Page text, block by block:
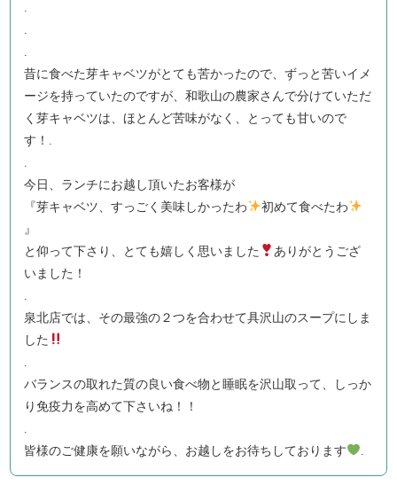
.
.
.
昔に食べた芽キャベツがとても苦かったので、ずっと苦いイメ
ージを持っていたのですが、和歌山の農家さんで分けていただ
く芽キャベツは、ほとんど苦味がなく、とっても甘いので
す！.
.
今日、ランチにお越し頂いたお客様が
『芽キャベツ、すっごく美味しかったわ
初めて食べたわ
』
と仰って下さり、とても嬉しく思いました
ありがとうござ
いました！
.
泉北店では、その最強の２つを合わせて具沢山のスープにしま
した
.
バランスの取れた質の良い食べ物と睡眠を沢山取って、しっか
り免疫力を高めて下さいね！！
.
皆様のご健康を願いながら、お越しをお待ちしております
.